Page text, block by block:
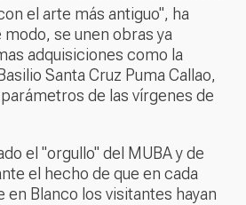
el arte más antiguo", ha
se unen obras ya
adquisiciones como la
Santa Cruz Puma Callao,
de las vírgenes de
el "orgullo" del MUBA y de
el hecho de que en cada
en Blanco los visitantes hayan